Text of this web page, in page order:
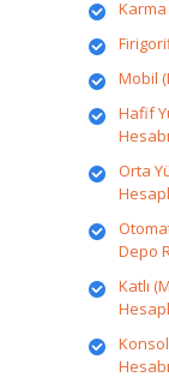
Karma
Mobil
Hafif
Hesabı
Orta
Depo
Katlı
Hesabı